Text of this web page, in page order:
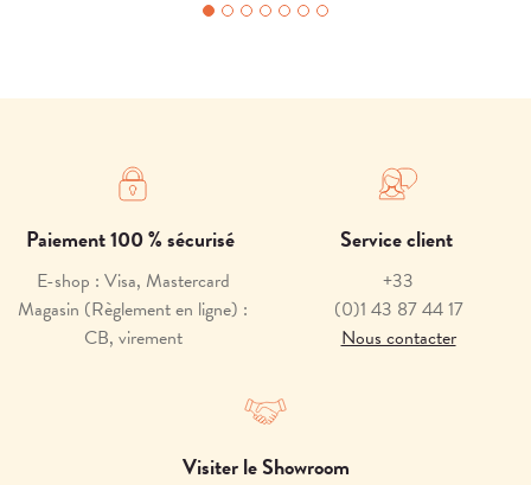
Paiement 100 % sécurisé
E-shop : Visa, Mastercard
Magasin (Règlement en ligne) :
CB, virement
Service client
+33
(0)1 43 87 44 17
Nous contacter
Visiter le Showroom